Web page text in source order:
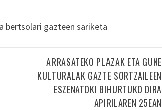
bertsolari gazteen sariketa
ARRASATEKO PLAZAK ETA GUNE
KULTURALAK GAZTE SORTZAILEEN
ESZENATOKI BIHURTUKO DIRA
APIRILAREN 25EAN